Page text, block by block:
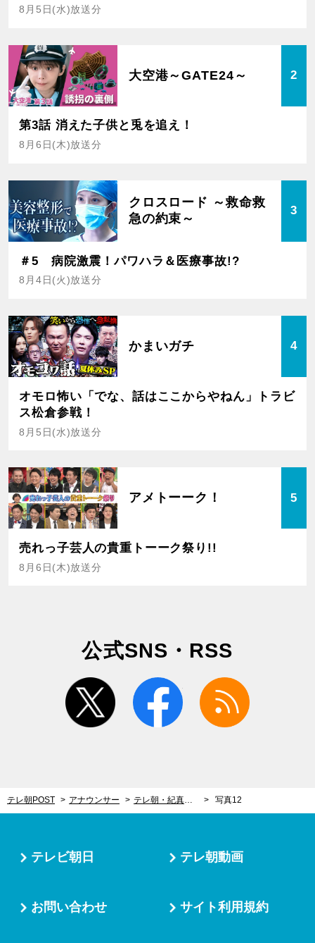
8月5日(水)放送分
大空港～GATE24～ 2
第3話 消えた子供と兎を追え！
8月6日(木)放送分
クロスロード ～救命救
急の約束～
3
＃5 病院激震！パワハラ＆医療事故!?
8月4日(火)放送分
かまいガチ 4
オモロ怖い「でな、話はここからやねん」トラビ
ス松倉参戦！
8月5日(水)放送分
アメトーーク！ 5
売れっ子芸人の貴重トーーク祭り!!
8月6日(木)放送分
公式SNS・RSS
twitter facebook
テレ朝POST アナウンサー テレ朝・紀真耶アナ、「洗い流してしまいたい過去」を告白。大胆な“黒歴史写真”も 写真12
テレビ朝日 テレ朝動画
お問い合わせ サイト利用規約